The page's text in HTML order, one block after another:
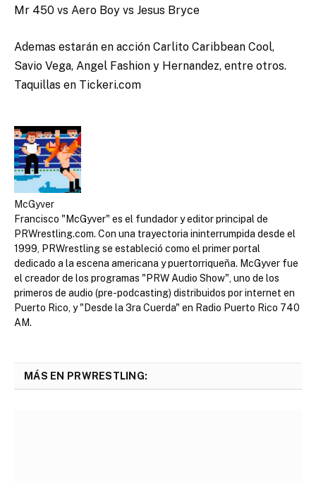
Mr 450 vs Aero Boy vs Jesus Bryce
Ademas estarán en acción Carlito Caribbean Cool,
Savio Vega, Angel Fashion y Hernandez, entre otros.
Taquillas en Tickeri.com
McGyver
Francisco "McGyver" es el fundador y editor principal de
PRWrestling.com. Con una trayectoria ininterrumpida desde el
1999, PRWrestling se estableció como el primer portal
dedicado a la escena americana y puertorriqueña. McGyver fue
el creador de los programas "PRW Audio Show", uno de los
primeros de audio (pre-podcasting) distribuidos por internet en
Puerto Rico, y "Desde la 3ra Cuerda" en Radio Puerto Rico 740
AM.
MÁS EN PRWRESTLING: